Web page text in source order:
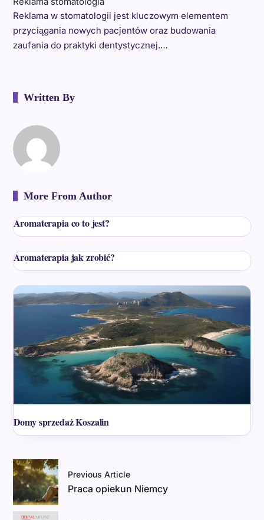
Reklama w stomatologii jest kluczowym elementem
przyciągania nowych pacjentów oraz budowania
zaufania do praktyki dentystycznej.…
Written By
More From Author
Aromaterapia co to jest?
Aromaterapia jak zrobić?
Domy sprzedaż Koszalin
Previous Article
Praca opiekun Niemcy